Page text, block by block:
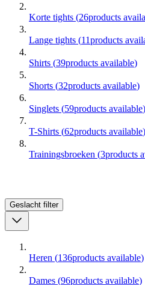
Korte tights (26products
Lange tights (11products
Shirts (39products available)
Shorts (32products available)
Singlets (59products available)
T-Shirts (62products available)
Trainingsbroeken (3products
Geslacht filter
Heren (136products available)
Dames (96products available)